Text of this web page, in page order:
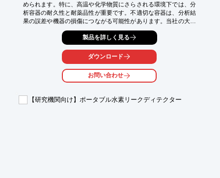
められます。特に、高温や化学物質にさらされる環境下では、分
析容器の耐久性と耐薬品性が重要です。不適切な容器は、分析結
果の誤差や機器の損傷につながる可能性があります。当社の大型
合成石英ガラスは、高い耐熱性と化学的安定性を備え、正確な分
【活用シーン】
・環境汚染物質の分析
・大気中の微粒子分析
・高い耐熱性により、高温環境下での分析が可能
製品を詳しく見る
ダウンロード
お問い合わせ
【研究機関向け】ポータブル水素リークディテクター